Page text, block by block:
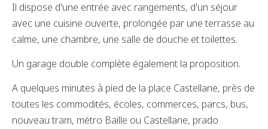
Il dispose d'une entrée avec rangements, d'un séjour
avec une cuisine ouverte, prolongée par une terrasse au
calme, une chambre, une salle de douche et toilettes.
Un garage double complète également la proposition.
A quelques minutes à pied de la place Castellane, près de
toutes les commodités, écoles, commerces, parcs, bus,
nouveau tram, métro Baille ou Castellane, prado